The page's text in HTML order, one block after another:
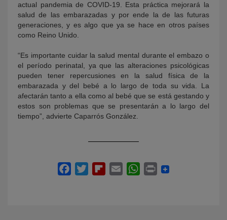
actual pandemia de COVID-19. Esta práctica mejorará la
salud de las embarazadas y por ende la de las futuras
generaciones, y es algo que ya se hace en otros países
como Reino Unido.
“Es importante cuidar la salud mental durante el embazo o
el período perinatal, ya que las alteraciones psicológicas
pueden tener repercusiones en la salud física de la
embarazada y del bebé a lo largo de toda su vida. La
afectarán tanto a ella como al bebé que se está gestando y
estos son problemas que se presentarán a lo largo del
tiempo”, advierte Caparrós González.